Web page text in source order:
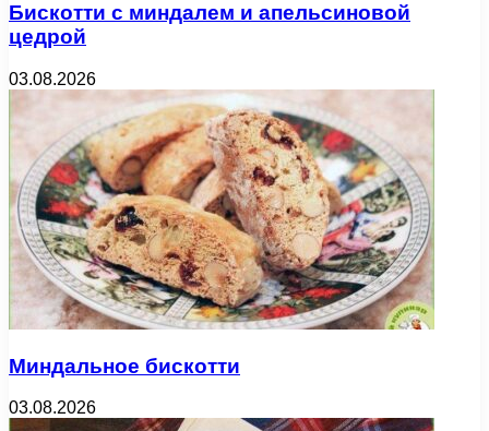
Бискотти с миндалем и апельсиновой
цедрой
03.08.2026
Миндальное бискотти
03.08.2026